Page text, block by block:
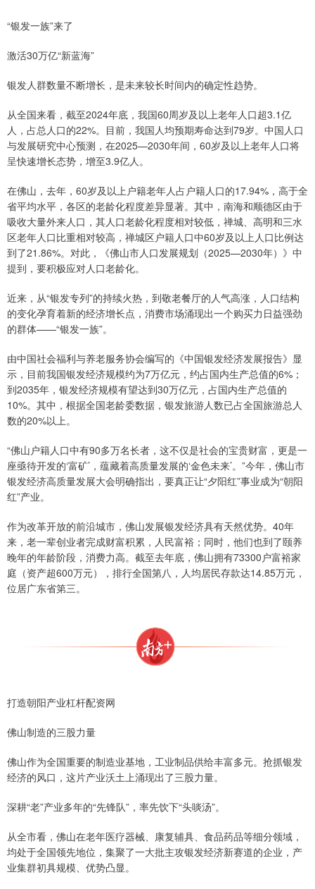
“银发一族”来了
激活30万亿“新蓝海”
银发人群数量不断增长，是未来较长时间内的确定性趋势。
从全国来看，截至2024年底，我国60周岁及以上老年人口超3.1亿
人，占总人口的22%。目前，我国人均预期寿命达到79岁。中国人口
与发展研究中心预测，在2025—2030年间，60岁及以上老年人口将
呈快速增长态势，增至3.9亿人。
在佛山，去年，60岁及以上户籍老年人占户籍人口的17.94%，高于全
省平均水平，各区的老龄化程度差异显著。其中，南海和顺德区由于
吸收大量外来人口，其人口老龄化程度相对较低，禅城、高明和三水
区老年人口比重相对较高，禅城区户籍人口中60岁及以上人口比例达
到了21.86%。对此，《佛山市人口发展规划（2025—2030年）》中
提到，要积极应对人口老龄化。
近来，从“银发专列”的持续火热，到敬老餐厅的人气高涨，人口结构
的变化孕育着新的经济增长点，消费市场涌现出一个购买力日益强劲
的群体——“银发一族”。
由中国社会福利与养老服务协会编写的《中国银发经济发展报告》显
示，目前我国银发经济规模约为7万亿元，约占国内生产总值的6%；
到2035年，银发经济规模有望达到30万亿元，占国内生产总值的
10%。其中，根据全国老龄委数据，银发旅游人数已占全国旅游总人
数的20%以上。
“佛山户籍人口中有90多万名长者，这不仅是社会的宝贵财富，更是一
座亟待开发的‘富矿’，蕴藏着高质量发展的‘金色未来’。”今年，佛山市
银发经济高质量发展大会明确指出，要真正让“夕阳红”事业成为“朝阳
红”产业。
作为改革开放的前沿城市，佛山发展银发经济具有天然优势。40年
来，老一辈创业者完成财富积累，人民富裕；同时，他们也到了颐养
晚年的年龄阶段，消费力高。截至去年底，佛山拥有73300户富裕家
庭（资产超600万元），排行全国第八，人均居民存款达14.85万元，
位居广东省第三。
打造朝阳产业杠杆配资网
佛山制造的三股力量
佛山作为全国重要的制造业基地，工业制品供给丰富多元。抢抓银发
经济的风口，这片产业沃土上涌现出了三股力量。
深耕“老”产业多年的“先锋队”，率先饮下“头啖汤”。
从全市看，佛山在老年医疗器械、康复辅具、食品药品等细分领域，
均处于全国领先地位，集聚了一大批主攻银发经济新赛道的企业，产
业集群初具规模、优势凸显。